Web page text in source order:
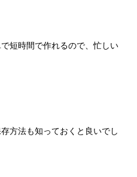
短時間で作れるので、忙しい
方法も知っておくと良いでし